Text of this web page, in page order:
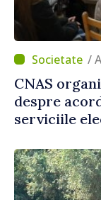
/
CNAS
despre
serviciile